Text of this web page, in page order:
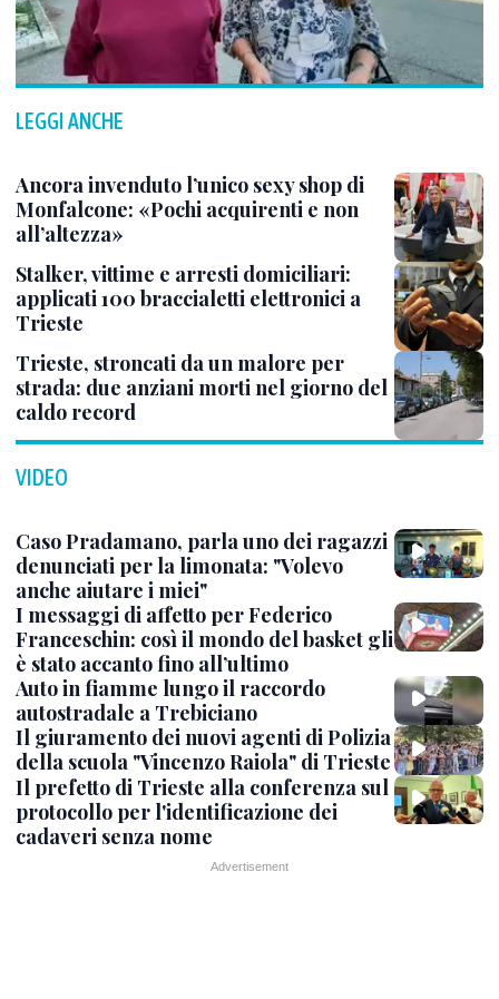
LEGGI ANCHE
Ancora invenduto l’unico sexy shop di
Monfalcone: «Pochi acquirenti e non
all’altezza»
Stalker, vittime e arresti domiciliari:
applicati 100 braccialetti elettronici a
Trieste
Trieste, stroncati da un malore per
strada: due anziani morti nel giorno del
caldo record
VIDEO
Caso Pradamano, parla uno dei ragazzi
denunciati per la limonata: "Volevo
anche aiutare i miei"
I messaggi di affetto per Federico
Franceschin: così il mondo del basket gli
è stato accanto fino all’ultimo
Auto in fiamme lungo il raccordo
autostradale a Trebiciano
Il giuramento dei nuovi agenti di Polizia
della scuola "Vincenzo Raiola" di Trieste
Il prefetto di Trieste alla conferenza sul
protocollo per l'identificazione dei
cadaveri senza nome